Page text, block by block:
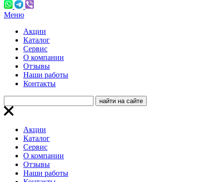
Меню
Акции
Каталог
Сервис
О компании
Отзывы
Наши работы
Контакты
Акции
Каталог
Сервис
О компании
Отзывы
Наши работы